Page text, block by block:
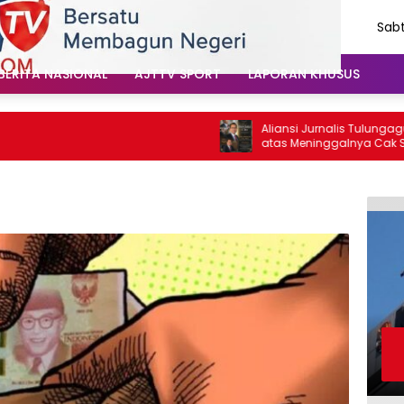
NASIONAL AJTTV SPORT LAPORAN KHUSUS
Aliansi Jurnalis Tulungagung
atas Meninggalnya Cak Sholeh,
Santoso: “Beliau Pejuang Keadilan